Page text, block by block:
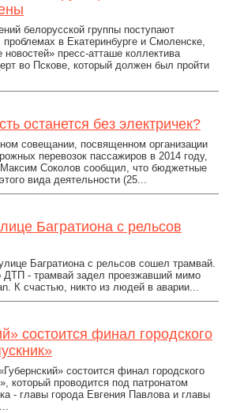
белорусской группы поступают
в Екатеринбурге и Смоленске,
пресс-атташе коллектива
во Пскове, который должен был пройти
останется без электричек?
совещании, посвященном организации
перевозок пассажиров в 2014 году,
Соколов сообщил, что бюджетные
вида деятельности (25...
Багратиона с рельсов
Багратиона с рельсов сошел трамвай.
ДТП - трамвай задел проезжавший мимо
К счастью, никто из людей в аварии...
состоится финал городского
состоится финал городского
который проводится под патронатом
- главы города Евгения Павлова и главы